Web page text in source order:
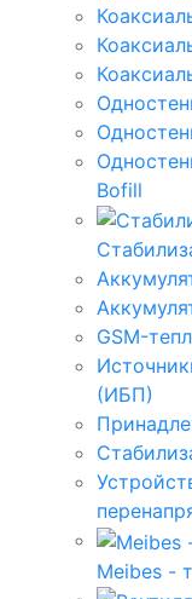
Bofill
GSM-
(ИБП)
Meibes -